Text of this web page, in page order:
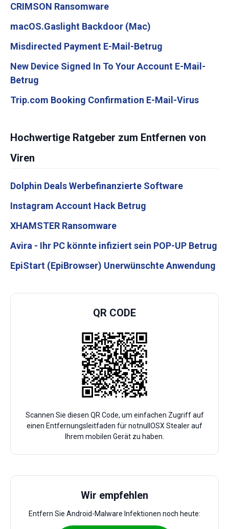
CRIMSON Ransomware
macOS.Gaslight Backdoor (Mac)
Misdirected Payment E-Mail-Betrug
New Device Signed In To Your Account E-Mail-
Betrug
Trip.com Booking Confirmation E-Mail-Virus
Hochwertige Ratgeber zum Entfernen von
Viren
Dolphin Deals Werbefinanzierte Software
Instagram Account Hack Betrug
XHAMSTER Ransomware
Avira - Ihr PC könnte infiziert sein POP-UP Betrug
EpiStart (EpiBrowser) Unerwünschte Anwendung
QR CODE
Scannen Sie diesen QR Code, um einfachen Zugriff auf
einen Entfernungsleitfaden für notnullOSX Stealer auf
Ihrem mobilen Gerät zu haben.
Wir empfehlen
Entfern Sie Android-Malware Infektionen noch heute: